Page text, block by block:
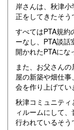
岸さんは、秋津
正をしてきたそう
すべてはPTA規約
ーなし、PTA談話
開かれたPTAにな
また、お父さん
屋の新築や畑仕
会を作り上げてい
秋津コミュニテ
ィルームにして
行われているそう